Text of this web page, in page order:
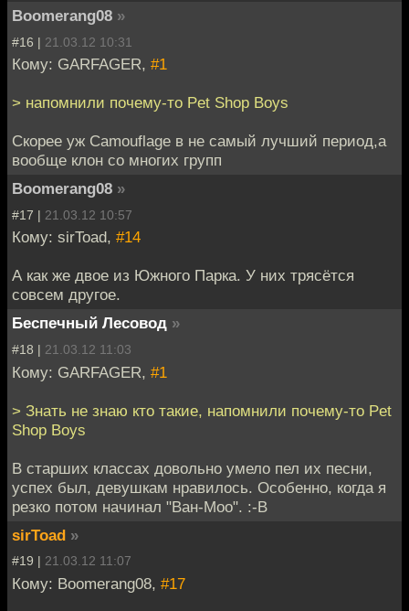
Boomerang08 »
#16 | 21.03.12 10:31
Кому: GARFAGER, #1
> напомнили почему-то Pet Shop Boys
Скорее уж Camouflage в не самый лучший период,а
вообще клон со многих групп
Boomerang08 »
#17 | 21.03.12 10:57
Кому: sirToad, #14
А как же двое из Южного Парка. У них трясётся
совсем другое.
Беспечный Лесовод »
#18 | 21.03.12 11:03
Кому: GARFAGER, #1
> Знать не знаю кто такие, напомнили почему-то Pet
Shop Boys
В старших классах довольно умело пел их песни,
успех был, девушкам нравилось. Особенно, когда я
резко потом начинал "Ван-Моо". :-В
sirToad »
#19 | 21.03.12 11:07
Кому: Boomerang08, #17